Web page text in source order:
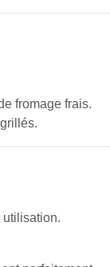
fromage frais.